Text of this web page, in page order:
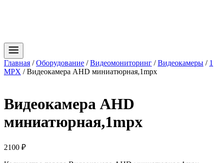
Главная / Оборудование / Видеомониторинг / Видеокамеры / 1
MPX / Видеокамера AHD миниатюрная,1mpx
Видеокамера AHD
миниатюрная,1mpx
2100 ₽